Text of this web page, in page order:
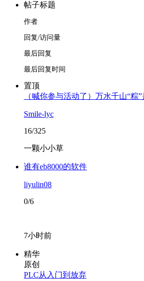
帖子标题
作者
回复/访问量
最后回复
最后回复时间
置顶
（喊你参与活动了）万水千山“粽”
Smile-lyc
16/325
一颗小小草
谁有eb8000的软件
liyulin08
0/6
7小时前
精华
原创
PLC从入门到放弃